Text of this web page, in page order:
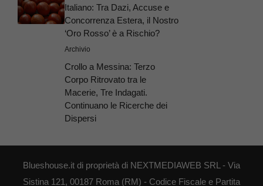
Italiano: Tra Dazi, Accuse e
Concorrenza Estera, il Nostro
‘Oro Rosso’ è a Rischio?
Archivio
Crollo a Messina: Terzo
Corpo Ritrovato tra le
Macerie, Tre Indagati.
Continuano le Ricerche dei
Dispersi
Blueshouse.it di proprietà di NEXTMEDIAWEB SRL - Via
Sistina 121, 00187 Roma (RM) - Codice Fiscale e Partita